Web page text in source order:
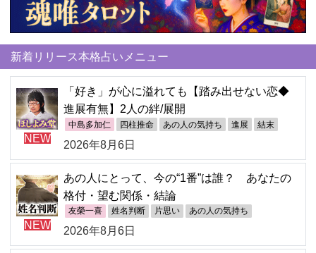
新着リリース本格占いメニュー
NEW
「好き」が心に溢れても【踏み出せない恋◆
進展有無】2人の絆/展開
中島多加仁 四柱推命 あの人の気持ち 進展 結末
2026年8月6日
NEW
あの人にとって、今の“1番”は誰？ あなたの
格付・望む関係・結論
友榮一喜 姓名判断 片思い あの人の気持ち
2026年8月6日